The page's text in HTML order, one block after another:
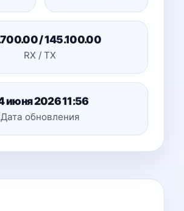
/ 145.100.00
RX / TX
июня 2026 11:56
Дата обновления